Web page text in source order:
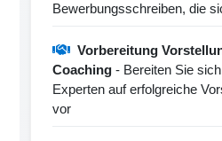
Bewerbungsschreiben, die
Vorbereitung
Coaching - Bereiten Sie
Experten auf erfolgreiche
vor